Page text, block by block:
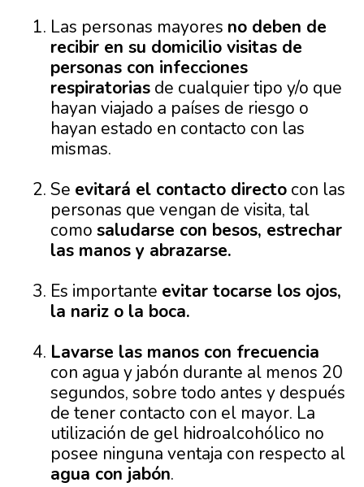
Las personas mayores no deben de
recibir en su domicilio visitas de
personas con infecciones
respiratorias de cualquier tipo y/o que
hayan viajado a países de riesgo o
hayan estado en contacto con las
mismas.
Se evitará el contacto directo con las
personas que vengan de visita, tal
comosaludarse con besos, estrechar
las manos y abrazarse.
Es importante evitar tocarse los ojos,
la nariz o la boca.
Lavarse las manos con frecuencia
con agua y jabón durante al menos 20
segundos, sobre todo antes y después
de tener contacto con el mayor. La
utilización de gel hidroalcohólico no
posee ninguna ventaja con respecto al
agua con jabón.